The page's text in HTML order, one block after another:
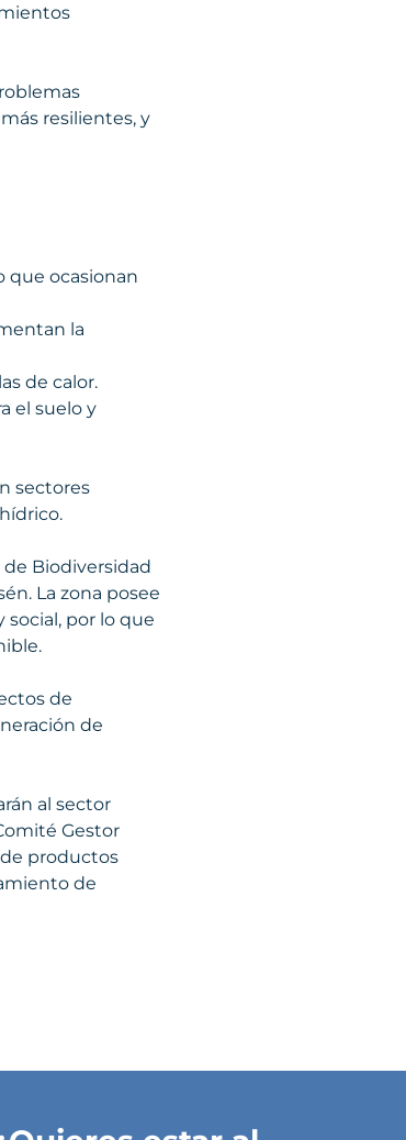
resilientes, y
que ocasionan
la
de calor.
el suelo y
sectores
Biodiversidad
La zona posee
por lo que
de
de
al sector
Gestor
productos
de